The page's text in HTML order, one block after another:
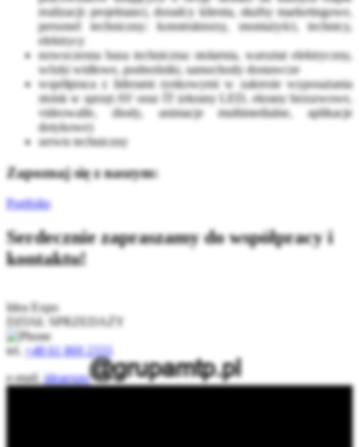
realizacji: projektanci, doradcy klienta, służby marketingowe,
personel techniczny: konstruktorzy, montażyści, technicy,
elektrycy
nowoczesna baza techniczna: stolarnia, warsztat elektryczny,
wózki widłowe, podnośniki, samochody dostawcze
współpraca z liderami rynkowymi w zakresie wyposażania
stoisk w sprzęt AV oraz IT (ekrany LED, ekrany bezszwowe,
videowalle, diody, animacje multimedialne, aplikacje
dotykowe)
serwis techniczny
Zapoznaj się z naszym:
Portfolio
Serdecznie zapraszamy do współpracy i
kontaktu!
Idea Expo
DZIAŁ SPRZEDAŻY
tel.
+48 61 869 2333
e-mail.ideaexpo